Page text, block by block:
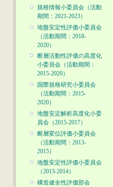
規格情報小委員会（活動
期間：2021-2023）
地盤安定性評価小委員会
（活動期間：2018-
2020）
断層活動性評価の高度化
小委員会（活動期間：
2015-2020）
国際規格研究小委員会
（活動期間：2015-
2020）
地盤安定解析高度化小委
員会（2015-2017）
断層変位評価小委員会
（活動期間：2013-
2015）
地盤安定性評価小委員会
（2013-2014）
構造健全性評価部会